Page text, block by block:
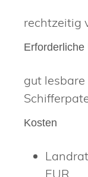
rechtzeitig
Erforderliche
gut lesbare
Kosten
EUR